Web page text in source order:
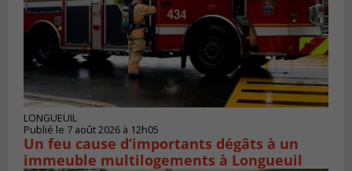
LONGUEUIL
Publié le 7 août 2026 à 12h05
Un feu cause d’importants dégâts à un
immeuble multilogements à Longueuil